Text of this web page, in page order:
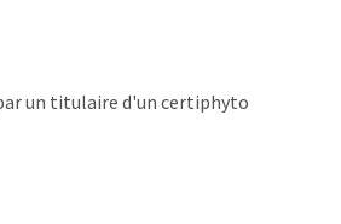
un titulaire d'un certiphyto